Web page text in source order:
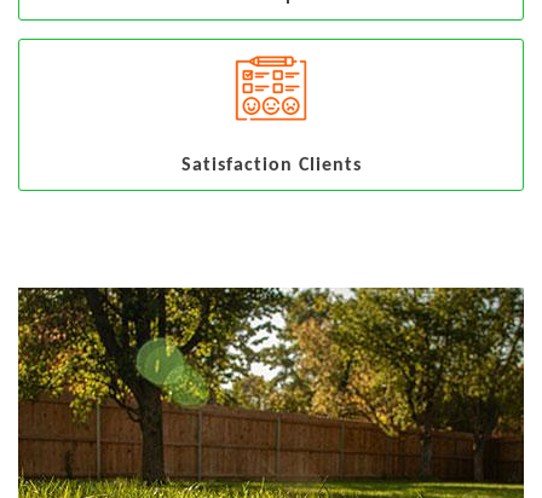
Satisfaction Clients